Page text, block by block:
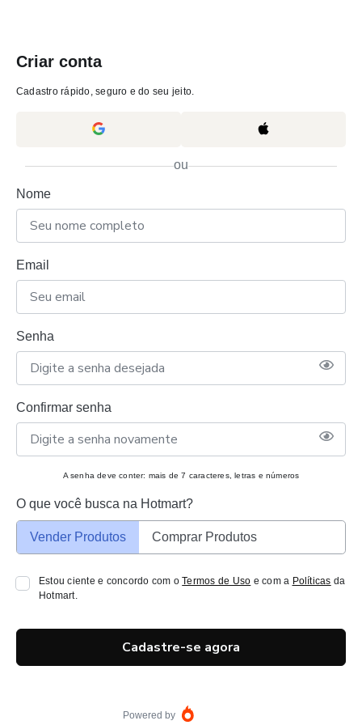
Criar conta
Cadastro rápido, seguro e do seu jeito.
ou
Nome
Email
Senha
Confirmar senha
A senha deve conter: mais de 7 caracteres, letras e números
O que você busca na Hotmart?
Vender Produtos Comprar Produtos
Estou ciente e concordo com oTermos de Uso e com a Políticas da
Hotmart.
Cadastre-se agora
Powered by